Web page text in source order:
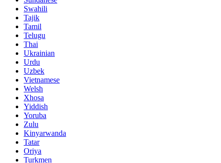
Swahili
Tajik
Tamil
Telugu
Thai
Ukrainian
Urdu
Uzbek
Vietnamese
Welsh
Xhosa
Yiddish
Yoruba
Zulu
Kinyarwanda
Tatar
Oriya
Turkmen